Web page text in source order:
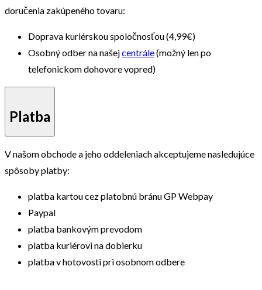
doručenia zakúpeného tovaru:
Doprava kuriérskou spoločnosťou (4,99€)
Osobný odber na našejcentrále(možný len po
telefonickom dohovore vopred)
Platba
V našom obchode a jeho oddeleniach akceptujeme nasledujúce
spôsoby platby:
platba kartou cez platobnú bránu GP Webpay
Paypal
platba bankovým prevodom
platba kuriérovi na dobierku
platba v hotovosti pri osobnom odbere